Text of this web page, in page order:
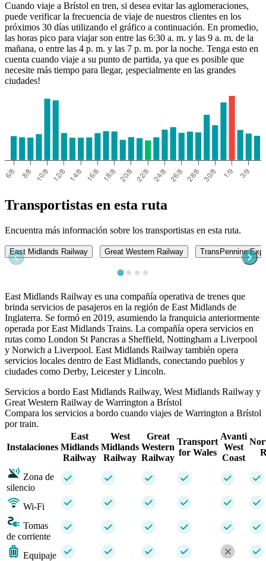
Cuando viaje a Brístol en tren, si desea evitar las aglomeraciones,
puede verificar la frecuencia de viaje de nuestros clientes en los
próximos 30 días utilizando el gráfico a continuación. En promedio,
las horas pico para viajar son entre las 6:30 a. m. y las 9 a. m. de la
mañana, o entre las 4 p. m. y las 7 p. m. por la noche. Tenga esto en
cuenta cuando viaje a su punto de partida, ya que es posible que
necesite más tiempo para llegar, ¡especialmente en las grandes
ciudades!
Transportistas en esta ruta
Encuentra más información sobre los transportistas en esta ruta.
East Midlands Railway Great Western Railway TransPennine
East Midlands Railway es una compañía operativa de trenes que
brinda servicios de pasajeros en la región de East Midlands de
Inglaterra. Se formó en 2019, asumiendo la franquicia anteriormente
operada por East Midlands Trains. La compañía opera servicios en
rutas como London St Pancras a Sheffield, Nottingham a Liverpool
y Norwich a Liverpool. East Midlands Railway también opera
servicios locales dentro de East Midlands, conectando pueblos y
ciudades como Derby, Leicester y Lincoln.
Servicios a bordo East Midlands Railway, West Midlands Railway y
Great Western Railway de Warrington a Brístol
Compara los servicios a bordo cuando viajes de Warrington a Brístol
por train.
Instalaciones
East
Midlands
Railway
West
Midlands
Railway
Great
Western
Railway
Transport
for Wales
Avanti
West
Coast
Zona de
silencio
Wi-Fi
Tomas
de corriente
Equipaje